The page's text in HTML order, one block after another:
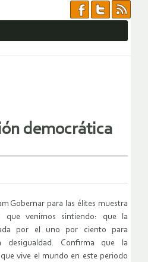
democrática
Gobernar para las élites muestra
que venimos sintiendo: que la
por el uno por ciento para
desigualdad. Confirma que la
vive el mundo en este periodo